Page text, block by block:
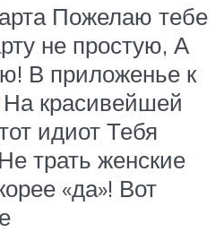
Пожелаю тебе
не простую, А
В приложенье к
красивейшей
идиот Тебя
трать женские
«да»! Вот